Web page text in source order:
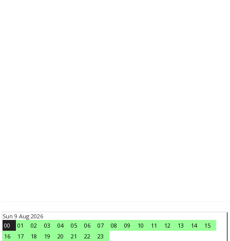
Sun 9 Aug 2026
00
01 02 03 04 05 06 07 08 09 10 11 12 13 14
15
16
17 18 19 20 21 22
23